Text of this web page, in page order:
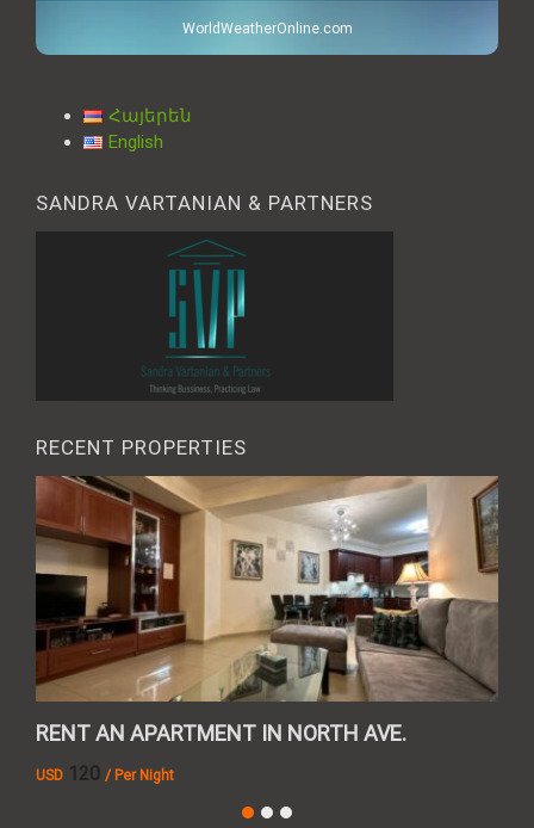
WorldWeatherOnline.com
Հայերեն
English
SANDRA VARTANIAN & PARTNERS
RECENT PROPERTIES
RENT AN APARTMENT IN NORTH AVE.
USD 120 / Per Night